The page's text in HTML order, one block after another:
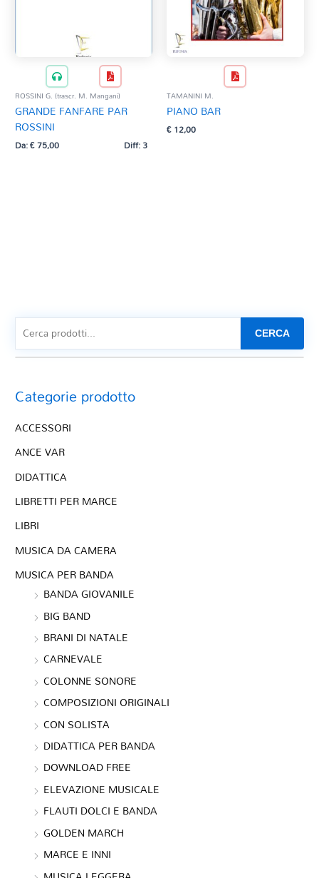
ROSSINI G. (trascr. M. Mangani)
GRANDE FANFARE PAR
ROSSINI
Da:€75,00 Diff: 3
TAMANINI M.
PIANO BAR
€12,00
CERCA
Categorie prodotto
ACCESSORI
ANCE VAR
DIDATTICA
LIBRETTI PER MARCE
LIBRI
MUSICA DA CAMERA
MUSICA PER BANDA
BANDA GIOVANILE
BIG BAND
BRANI DI NATALE
CARNEVALE
COLONNE SONORE
COMPOSIZIONI ORIGINALI
CON SOLISTA
DIDATTICA PER BANDA
DOWNLOAD FREE
ELEVAZIONE MUSICALE
FLAUTI DOLCI E BANDA
GOLDEN MARCH
MARCE E INNI